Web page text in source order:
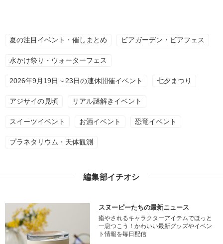
夏の注目イベント・催しまとめ ビアガーデン・ビアフェス
水かけ祭り・ウォーターフェス
2026年9月19日～23日の連休開催イベント 七夕まつり
アジサイの見頃 リアル謎解きイベント
スイーツイベント お酒イベント 恐竜イベント
プラネタリウム・天体観測
編集部イチオシ
スヌーピーたちの最新ニュース
癒やされるキャラクターアイテムでほっと
一息つこう！かわいい最新グッズやイベン
ト情報を毎日配信